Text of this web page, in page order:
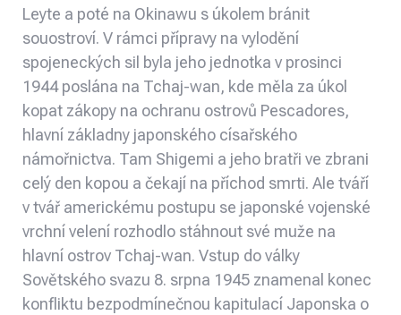
Leyte a poté na Okinawu s úkolem bránit
souostroví. V rámci přípravy na vylodění
spojeneckých sil byla jeho jednotka v prosinci
1944 poslána na Tchaj-wan, kde měla za úkol
kopat zákopy na ochranu ostrovů Pescadores,
hlavní základny japonského císařského
námořnictva. Tam Shigemi a jeho bratři ve zbrani
celý den kopou a čekají na příchod smrti. Ale tváří
v tvář americkému postupu se japonské vojenské
vrchní velení rozhodlo stáhnout své muže na
hlavní ostrov Tchaj-wan. Vstup do války
Sovětského svazu 8. srpna 1945 znamenal konec
konfliktu bezpodmínečnou kapitulací Japonska o